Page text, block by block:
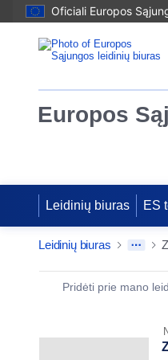
Oficiali Europos
Europos
Leidinių biuras ES
Leidinių biuras
Publication
Pridėti prie mano